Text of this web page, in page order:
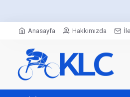
Anasayfa Hakkımızda